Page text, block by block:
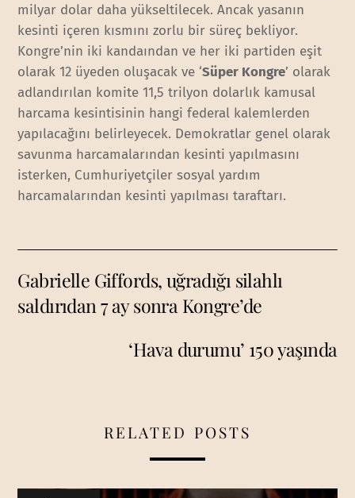
milyar dolar daha yükseltilecek. Ancak yasanın
kesinti içeren kısmını zorlu bir süreç bekliyor.
Kongre’nin iki kandaından ve her iki partiden eşit
olarak 12 üyeden oluşacak ve ‘Süper Kongre’ olarak
adlandırılan komite 11,5 trilyon dolarlık kamusal
harcama kesintisinin hangi federal kalemlerden
yapılacağını belirleyecek. Demokratlar genel olarak
savunma harcamalarından kesinti yapılmasını
isterken, Cumhuriyetçiler sosyal yardım
harcamalarından kesinti yapılması taraftarı.
Gabrielle Giffords, uğradığı silahlı
saldırıdan 7 ay sonra Kongre’de
‘Hava durumu’ 150 yaşında
RELATED POSTS